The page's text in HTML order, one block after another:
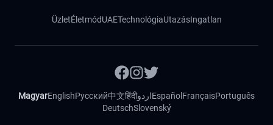
ÜzletÉletmódUAETechnológiaUtazásIngatlan
MagyarEnglishРусский中文हिंदीاردوEspañol FrançaisPortuguês
DeutschSlovenský